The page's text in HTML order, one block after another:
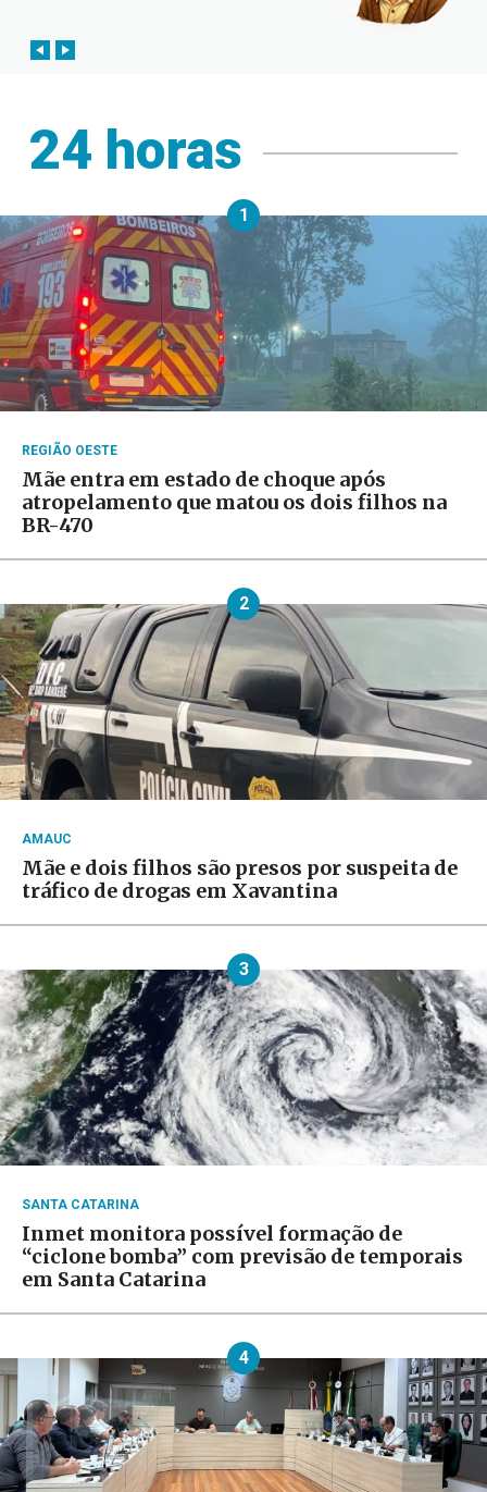
24 horas
1
REGIÃO OESTE
Mãe entra em estado de choque após
atropelamento que matou os dois filhos na
BR-470
2
AMAUC
Mãe e dois filhos são presos por suspeita de
tráfico de drogas em Xavantina
3
SANTA CATARINA
Inmet monitora possível formação de
“ciclone bomba” com previsão de temporais
em Santa Catarina
4